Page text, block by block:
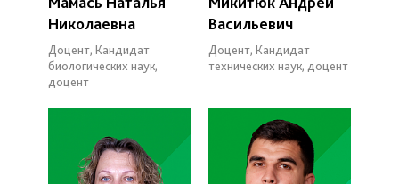
Николаевна
Доцент, Кандидат
биологических наук,
доцент
Васильевич
Доцент, Кандидат
технических наук, доцент